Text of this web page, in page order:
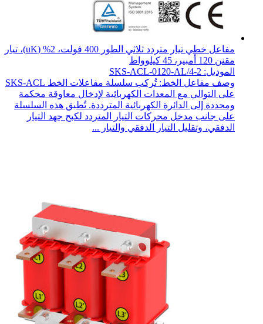
مفاعل خطي تيار متردد ثلاثي الطور 400 فولت، 2% (uK)، تيار
مقنن 120 أمبير، 45 كيلوواط
الموديل: SKS-ACL-0120-AL/4-2
وصف مفاعل الخط: تُركب سلسلة مفاعلات الخط SKS-ACL
على التوالي مع المعدات الكهربائية لإدخال معاوقة محكمة
ومحددة إلى الدائرة الكهربائية المترددة. تُطبق هذه السلسلة
على جانب مدخل محركات التيار المتردد لكبح جهد التيار
الدفقي، وتقليل التيار الدفقي والتيار ...